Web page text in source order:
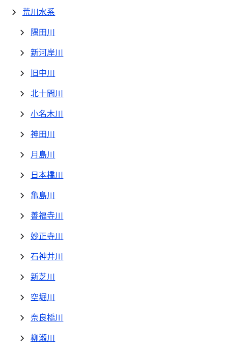
荒川水系
隅田川
新河岸川
旧中川
北十間川
小名木川
神田川
月島川
日本橋川
亀島川
善福寺川
妙正寺川
石神井川
新芝川
空堀川
奈良橋川
柳瀬川